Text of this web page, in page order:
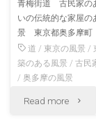
京
の
風
景"
青梅街道 古民家の
いの伝統的な家屋
景 東京都奥多摩町
道 / 東京の風景 /
築のある風景 /古民
/ 奥多摩の風景
Read more "伝